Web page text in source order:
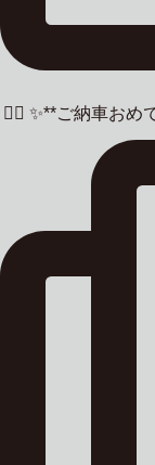
🚴‍♂️ ✨**ご納車お